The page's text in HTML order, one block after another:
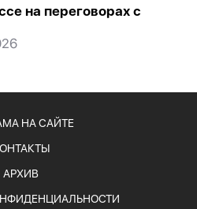
на переговорах с
НА САЙТЕ
АРХИВ